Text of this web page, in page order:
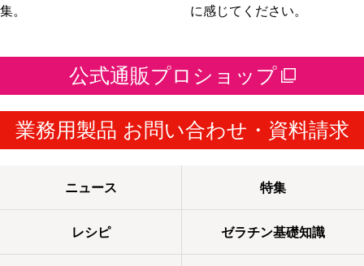
集。
に感じてください。
公式通販プロショップ
業務用製品 お問い合わせ・資料請求
ニュース 特集
レシピ ゼラチン基礎知識